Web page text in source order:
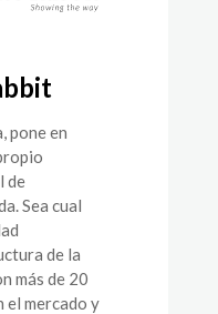
pone en
de
Sea cual
de la
más de 20
el mercado y